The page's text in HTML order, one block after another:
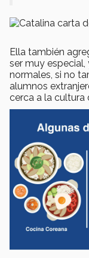
Ella también
ser muy
normales, si no
alumnos
cerca a la cultura